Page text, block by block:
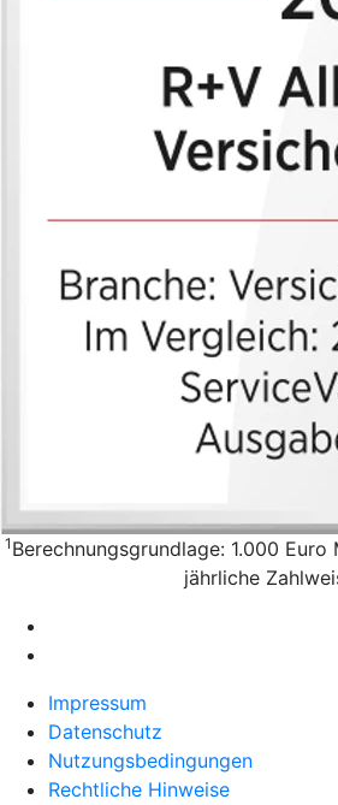
1 Berechnungsgrundlage: 1.000
jährliche
Impressum
Datenschutz
Nutzungsbedingungen
Rechtliche Hinweise